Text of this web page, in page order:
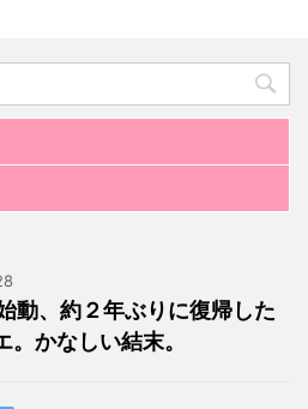
動、約２年ぶりに復帰した
。かなしい結末。